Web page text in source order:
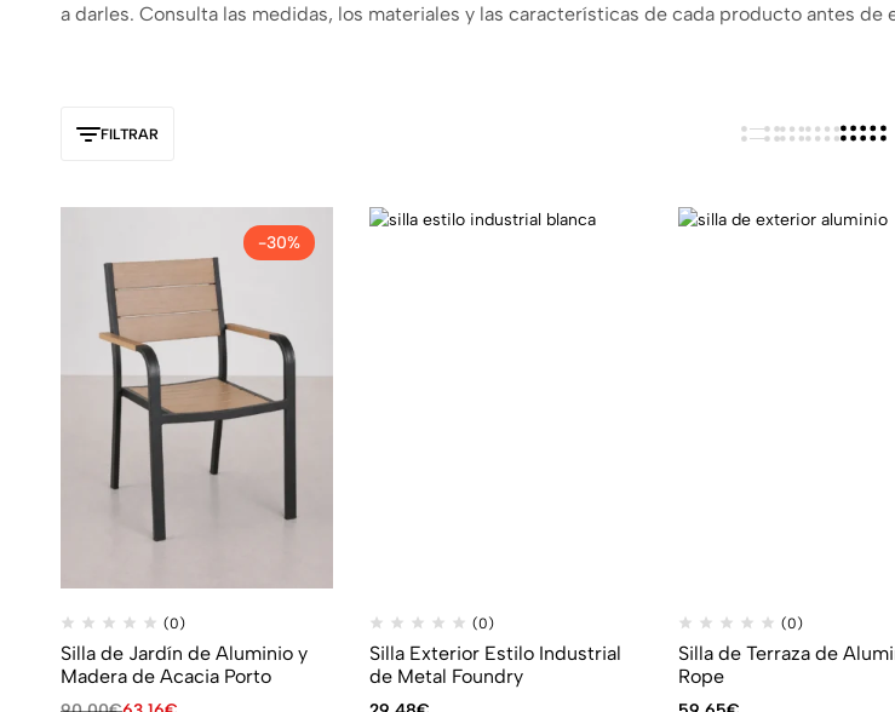
a darles. Consulta las medidas, los materiales y las características de cada producto antes de
FILTRAR
-30%
(0)
Silla de Jardín de Aluminio y
Madera de Acacia Porto
(0)
Silla Exterior Estilo Industrial
de Metal Foundry
(0)
Silla de Terraza de
Rope